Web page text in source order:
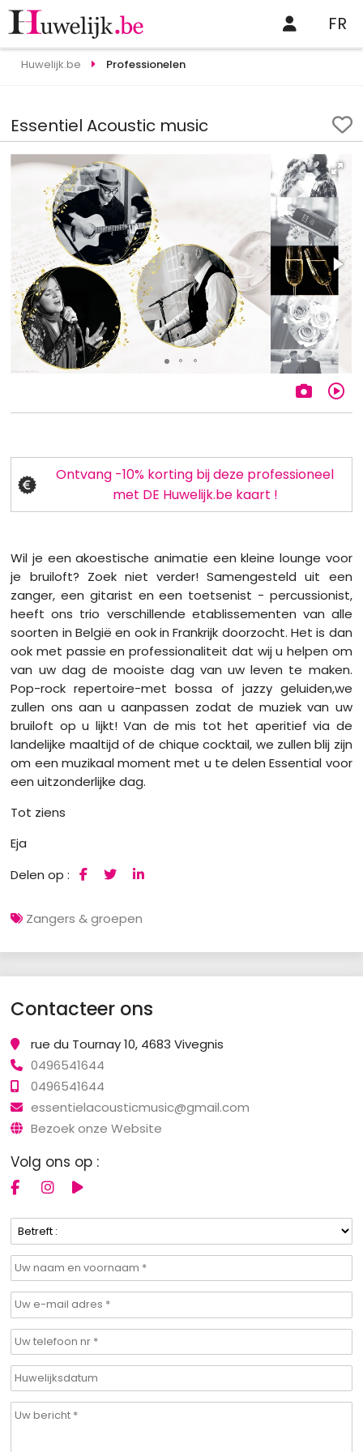
FR
Huwelijk.be Professionelen
Essentiel Acoustic music
Ontvang -10% korting bij deze professioneel
met DE Huwelijk.be kaart !
Wil je een akoestische animatie een kleine lounge voor
je bruiloft? Zoek niet verder! Samengesteld uit een
zanger, een gitarist en een toetsenist - percussionist,
heeft ons trio verschillende etablissementen van alle
soorten in België en ook in Frankrijk doorzocht. Het is dan
ook met passie en professionaliteit dat wij u helpen om
van uw dag de mooiste dag van uw leven te maken.
Pop-rock repertoire-met bossa of jazzy geluiden,we
zullen ons aan u aanpassen zodat de muziek van uw
bruiloft op u lijkt! Van de mis tot het aperitief via de
landelijke maaltijd of de chique cocktail, we zullen blij zijn
om een muzikaal moment met u te delen Essential voor
een uitzonderlijke dag.
Tot ziens
Eja
Delen op :
Zangers & groepen
Contacteer ons
rue du Tournay 10, 4683 Vivegnis
0496541644
0496541644
essentielacousticmusic@gmail.com
Bezoek onze Website
Volg ons op :